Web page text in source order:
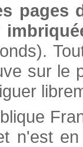
pages
sur
n'est